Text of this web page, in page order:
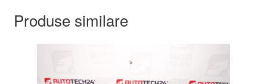
Produse similare